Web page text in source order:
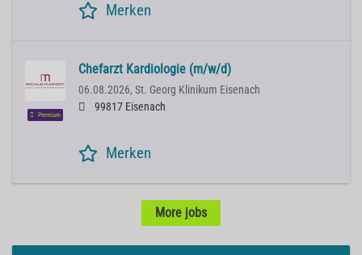
Merken
Premium
Chefarzt Kardiologie (m/w/d)
06.08.2026, St. Georg Klinikum Eisenach
99817 Eisenach
Merken
More jobs